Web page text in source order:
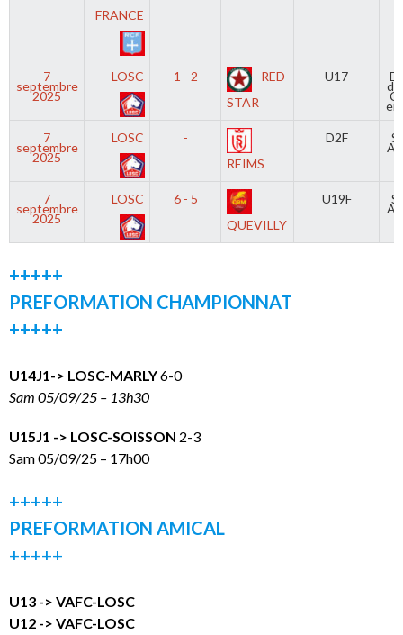
FRANCE
7
septembre
2025
LOSC 1 - 2
RED
STAR
U17
en
7
septembre
2025
LOSC
-
REIMS
D2F
7
septembre
2025
LOSC
6 - 5
QUEVILLY
U19F
+++++
PREFORMATION CHAMPIONNAT
+++++
U14J1-> LOSC-MARLY6-0
Sam 05/09/25 – 13h30
U15J1 -> LOSC-SOISSON 2-3
Sam 05/09/25 – 17h00
+++++
PREFORMATION AMICAL
+++++
U13 -> VAFC-LOSC
U12 -> VAFC-LOSC